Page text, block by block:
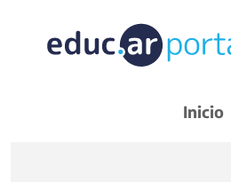
Inicio